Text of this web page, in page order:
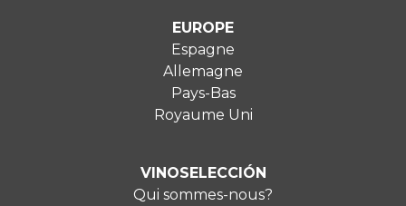
EUROPE
Espagne
Allemagne
Pays-Bas
Royaume Uni
VINOSELECCIÓN
Qui sommes-nous?